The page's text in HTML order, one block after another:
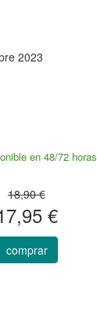
2023
en 48/72 horas
18,90 €
€
comprar